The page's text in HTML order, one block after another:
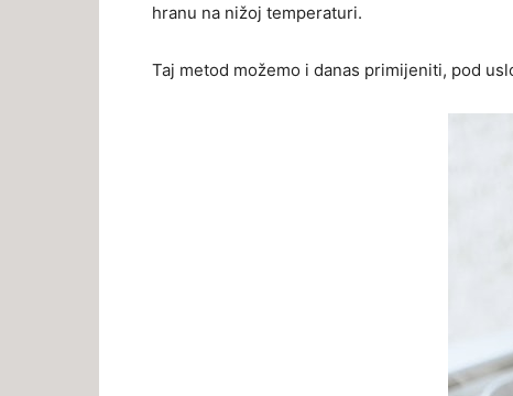
hranu na nižoj temperaturi.
Taj metod možemo i danas primijeniti, pod